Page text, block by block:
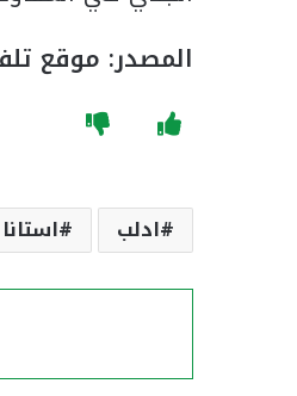
المصدر: موقع
ادلب استانا